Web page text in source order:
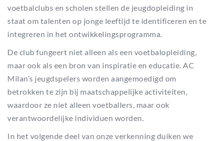
voetbalclubs en scholen stellen de jeugdopleiding in
staat om talenten op jonge leeftijd te identificeren en te
integreren in het ontwikkelingsprogramma.
De club fungeert niet alleen als een voetbalopleiding,
maar ook als een bron van inspiratie en educatie. AC
Milan’s jeugdspelers worden aangemoedigd om
betrokken te zijn bij maatschappelijke activiteiten,
waardoor ze niet alleen voetballers, maar ook
verantwoordelijke individuen worden.
In het volgende deel van onze verkenning duiken we